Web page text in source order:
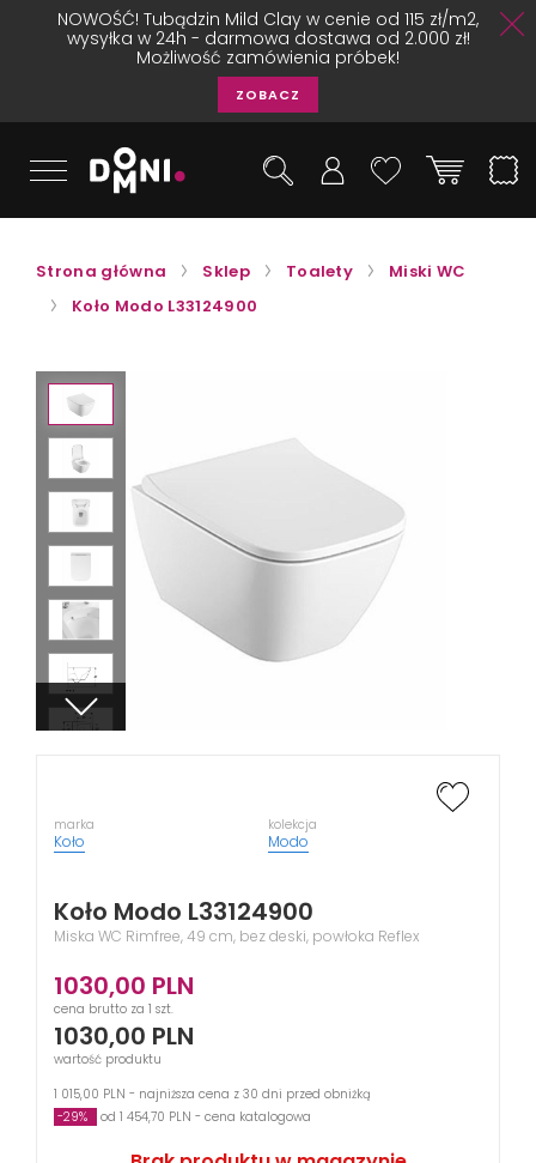
NOWOŚĆ! Tubądzin Mild Clay w cenie od 115 zł/m2,
wysyłka w 24h - darmowa dostawa od 2.000 zł!
Możliwość zamówienia próbek!
ZOBACZ
Strona główna Sklep Toalety
Miski WC
Koło Modo L33124900
marka
Koło
kolekcja
Modo
Koło Modo L33124900
Miska WC Rimfree, 49 cm, bez deski, powłoka Reflex
1030,00 PLN
cena brutto za 1 szt.
1030,00 PLN
wartość produktu
1 015,00 PLN - najniższa cena z 30 dni przed obniżką
-29%
od 1 454,70 PLN - cena katalogowa